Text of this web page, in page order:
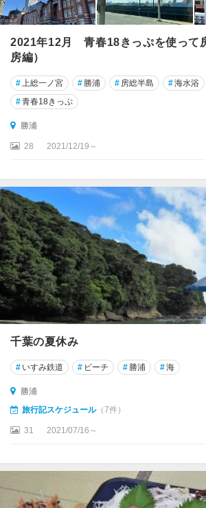
い
み
・
大
多
喜
鴨
川
宿
養
老
渓
谷
館
山
・
房
総
2021年12月 青春18きっぷを使って
房編）
#上総一ノ宮 # 勝浦 # 房総半島 #海水浴
#青春18きっぷ
勝浦
28 2021/12/19～
千葉の夏休み
# いすみ鉄道 # ビーチ # 勝浦 #海
勝浦
旅行記スケジュール（7件）
31 2021/07/16～